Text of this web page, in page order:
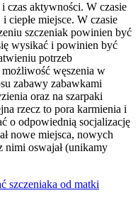
czas aktywności. W czasie
ciepłe miejsce. W czasie
szczeniak powinien być
wysikać i powinien być
potrzeb
węszenia w
zabawy zabawkami
oraz na szarpaki
rzecz to pora karmienia i
o odpowiednią socjalizację
nowe miejsca, nowych
nimi oswajał (unikamy
szczeniaka od matki